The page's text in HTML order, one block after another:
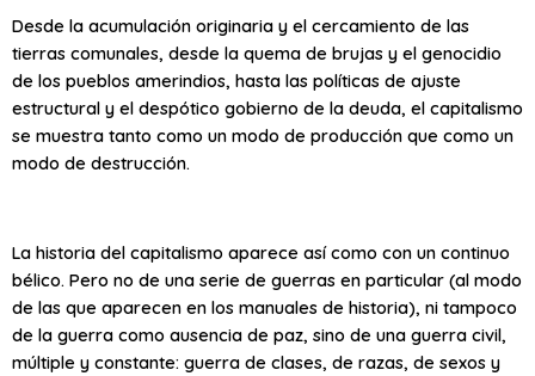
Desde la acumulación originaria y el cercamiento de las
tierras comunales, desde la quema de brujas y el genocidio
de los pueblos amerindios, hasta las políticas de ajuste
estructural y el despótico gobierno de la deuda, el capitalismo
se muestra tanto como un modo de producción que como un
modo de destrucción.
La historia del capitalismo aparece así como con un continuo
bélico. Pero no de una serie de guerras en particular (al modo
de las que aparecen en los manuales de historia), ni tampoco
de la guerra como ausencia de paz, sino de una guerra civil,
múltiple y constante: guerra de clases, de razas, de sexos y